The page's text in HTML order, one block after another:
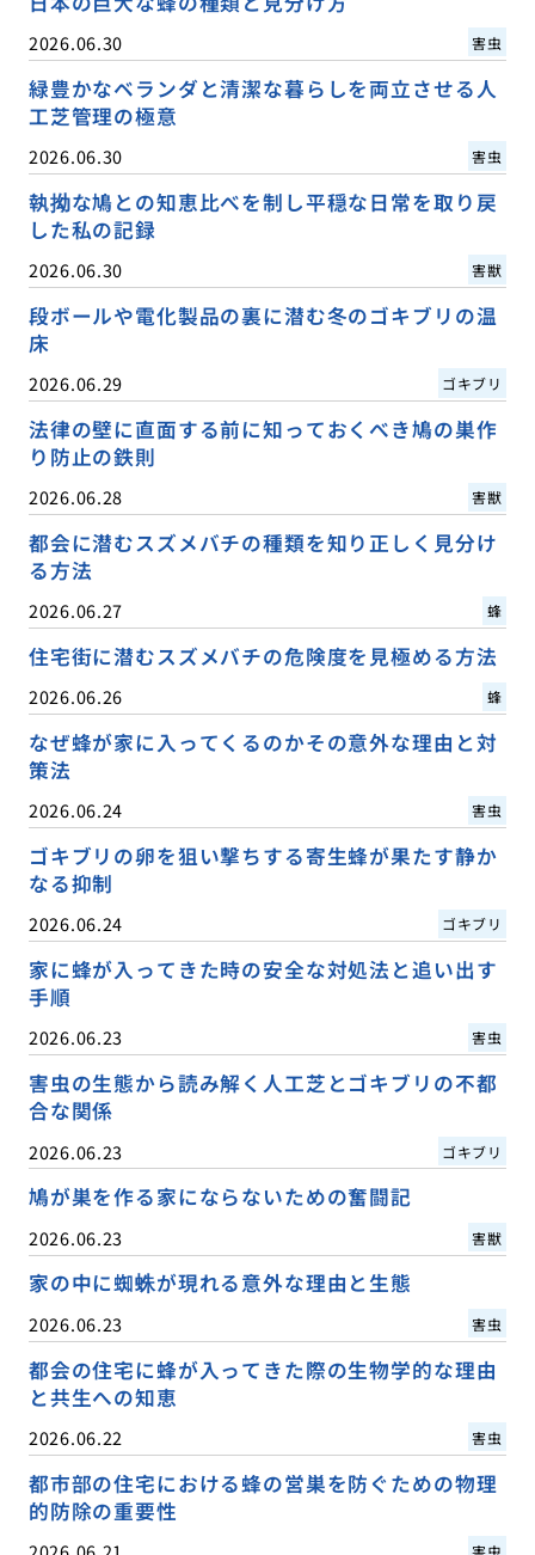
2026.06.30 害虫
緑豊かなベランダと清潔な暮らしを両立させる人
工芝管理の極意
2026.06.30 害虫
執拗な鳩との知恵比べを制し平穏な日常を取り戻
した私の記録
2026.06.30 害獣
段ボールや電化製品の裏に潜む冬のゴキブリの温
床
2026.06.29 ゴキブリ
法律の壁に直面する前に知っておくべき鳩の巣作
り防止の鉄則
2026.06.28 害獣
都会に潜むスズメバチの種類を知り正しく見分け
る方法
2026.06.27 蜂
住宅街に潜むスズメバチの危険度を見極める方法
2026.06.26 蜂
なぜ蜂が家に入ってくるのかその意外な理由と対
策法
2026.06.24 害虫
ゴキブリの卵を狙い撃ちする寄生蜂が果たす静か
なる抑制
2026.06.24 ゴキブリ
家に蜂が入ってきた時の安全な対処法と追い出す
手順
2026.06.23 害虫
害虫の生態から読み解く人工芝とゴキブリの不都
合な関係
2026.06.23 ゴキブリ
鳩が巣を作る家にならないための奮闘記
2026.06.23 害獣
家の中に蜘蛛が現れる意外な理由と生態
2026.06.23 害虫
都会の住宅に蜂が入ってきた際の生物学的な理由
と共生への知恵
2026.06.22 害虫
都市部の住宅における蜂の営巣を防ぐための物理
的防除の重要性
害虫